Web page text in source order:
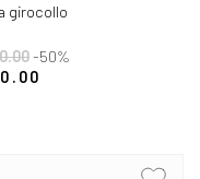
girocollo
-50%